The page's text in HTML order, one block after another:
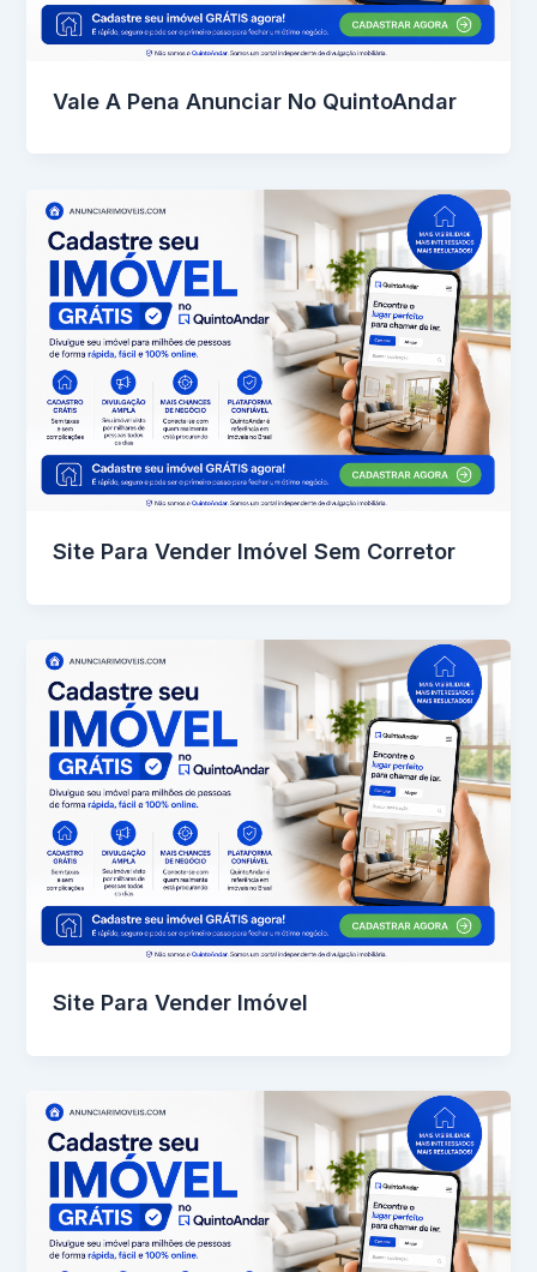
Vale A Pena Anunciar No QuintoAndar
Site Para Vender Imóvel Sem Corretor
Site Para Vender Imóvel